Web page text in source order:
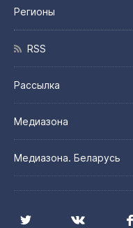
Регионы
RSS
Рассылка
Медиазона
Медиазона. Беларусь